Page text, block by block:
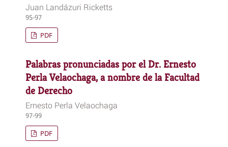
Juan Landázuri Ricketts
95-97
PDF
Palabras pronunciadas por el Dr. Ernesto
Perla Velaochaga, a nombre de la Facultad
de Derecho
Ernesto Perla Velaochaga
97-99
PDF